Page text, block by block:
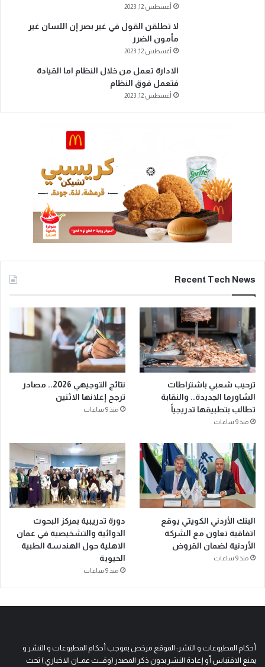
أغسطس 12, 2023
لا تطلقن القول في غير بصر إن اللسان غير
مأمون الضرر
أغسطس 12, 2023
الادارة تعمل من خلال النظام اما القيادة
فتعمل فوق النظام
أغسطس 12, 2023
Recent Tech News
ترحيب شعبي باشتراطات
الشاورما الجديدة.. والنقابة
تطالب بتطبيقها تدريجياً
منذ 9 ساعات
نتائج التوجيهي 2026.. مصادر
ترجح إعلانها الاثنين
منذ 9 ساعات
البنك الأردني الكويتي يوقع
اتفاقية تعاون مع الشركة
الأردنية لضمان القروض
منذ 9 ساعات
دورة تدريبية بمركز البحوث
الدوائية والتشخيصية في عمان
الاهلية حول الهندسة الطبية
الحيوية
منذ 9 ساعات
أحكام المطبوعات و النشر: الموقع مرخص بموجب أحكام المطبوعات و النشر و
يمنع الاقتباس أو إعادة النشر بدون ذكر المصدر (وقـــت عمــان الاخباري ) تحت